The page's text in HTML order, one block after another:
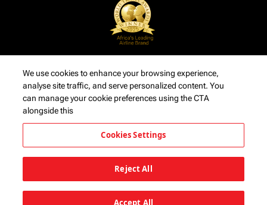
We use cookies to enhance your browsing experience,
analyse site traffic, and serve personalized content. You
can manage your cookie preferences using the CTA
alongside this
Cookies Settings
Reject All
Accept All